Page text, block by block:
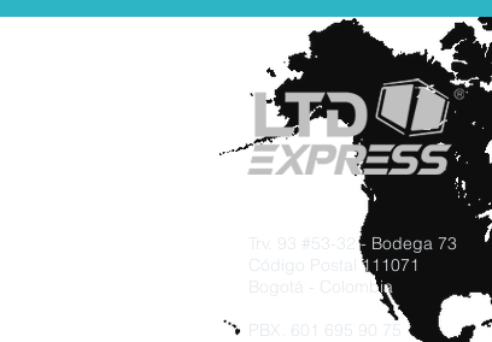
Trv. 93 #53-32 - Bodega 73
Código Postal 111071
Bogotá - Colombia
PBX. 601 695 90 75